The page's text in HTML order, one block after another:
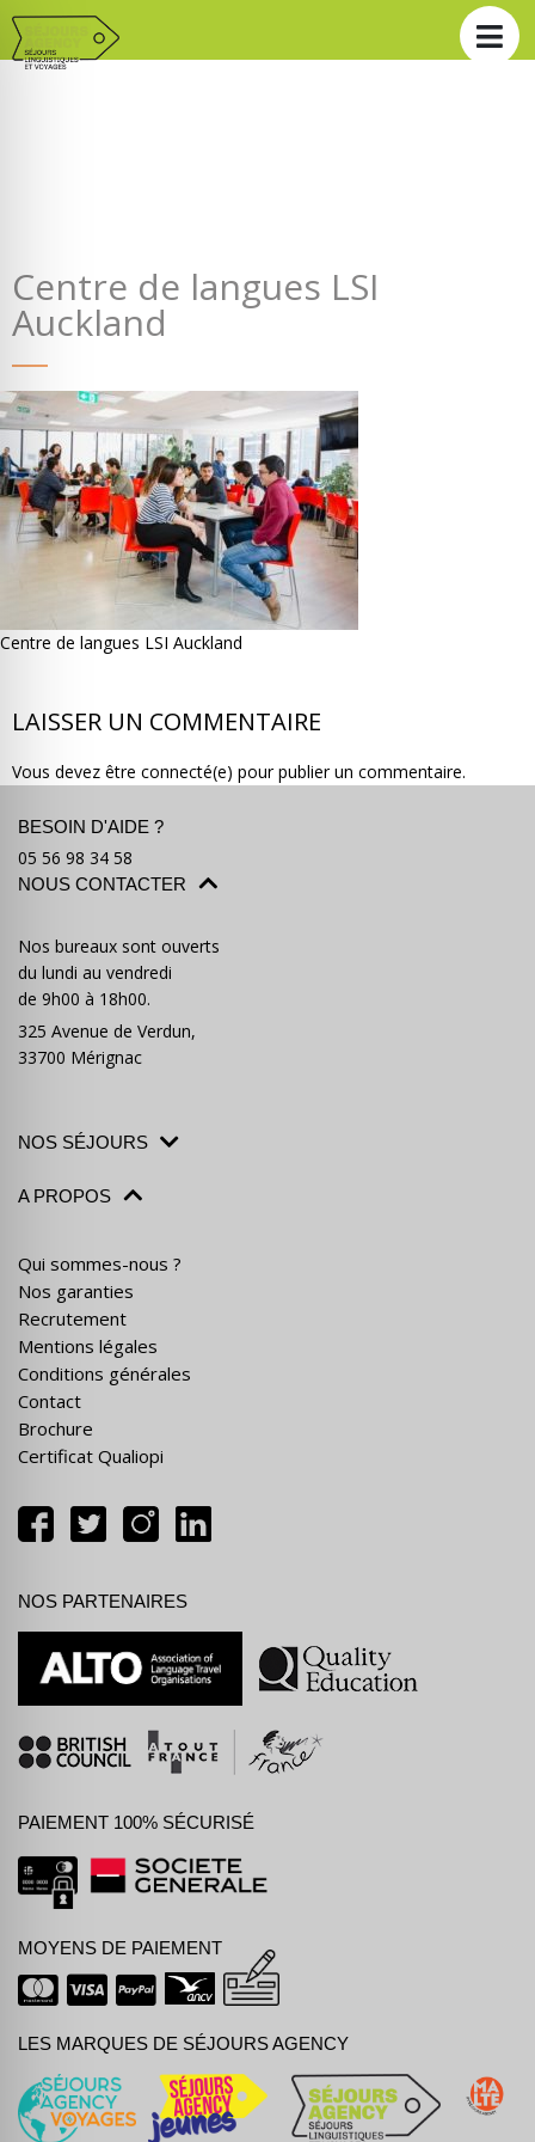
Centre de langues LSI
Auckland
Centre de langues LSI Auckland
LAISSER UN COMMENTAIRE
Vous devez être connecté(e) pour publier un commentaire.
BESOIN D'AIDE ?
05 56 98 34 58
NOUS CONTACTER
Nos bureaux sont ouverts
du lundi au vendredi
de 9h00 à 18h00.
325 Avenue de Verdun,
33700 Mérignac
NOS SÉJOURS
A PROPOS
Qui sommes-nous ?
Nos garanties
Recrutement
Mentions légales
Conditions générales
Contact
Brochure
Certificat Qualiopi
NOS PARTENAIRES
PAIEMENT 100% SÉCURISÉ
MOYENS DE PAIEMENT
LES MARQUES DE SÉJOURS AGENCY